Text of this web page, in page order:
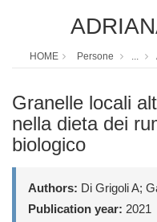
HOME Persone ...
Granelle locali
nella dieta dei
biologico
Authors: Di Grigoli A;
Publication year: 2021